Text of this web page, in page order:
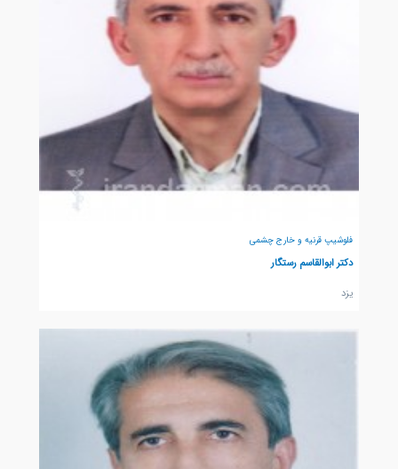
فلوشیپ قرنیه و خارج چشمی
دکتر ابوالقاسم رستگار
يزد